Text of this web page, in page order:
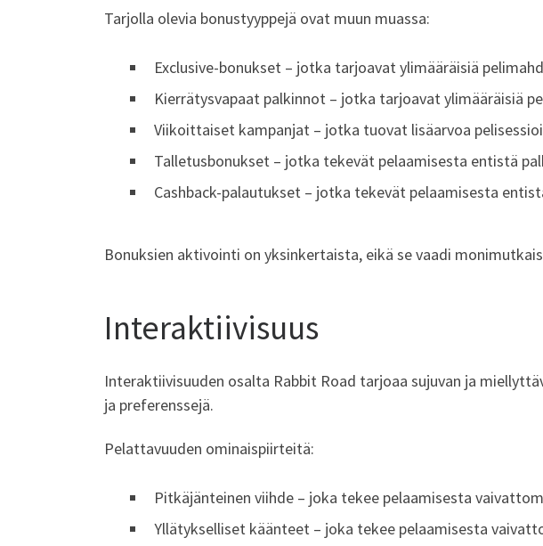
Tarjolla olevia bonustyyppejä ovat muun muassa:
Exclusive-bonukset – jotka tarjoavat ylimääräisiä
Kierrätysvapaat palkinnot – jotka tarjoavat ylimääräisiä
Viikoittaiset kampanjat – jotka tuovat lisäarvoa
Talletusbonukset – jotka tekevät pelaamisesta entistä
Cashback-palautukset – jotka tekevät pelaamisesta
Bonuksien aktivointi on yksinkertaista, eikä se vaadi
Interaktiivisuus
Interaktiivisuuden osalta Rabbit Road tarjoaa sujuvan ja
ja preferenssejä.
Pelattavuuden ominaispiirteitä:
Pitkäjänteinen viihde – joka tekee pelaamisesta
Yllätykselliset käänteet – joka tekee pelaamisesta